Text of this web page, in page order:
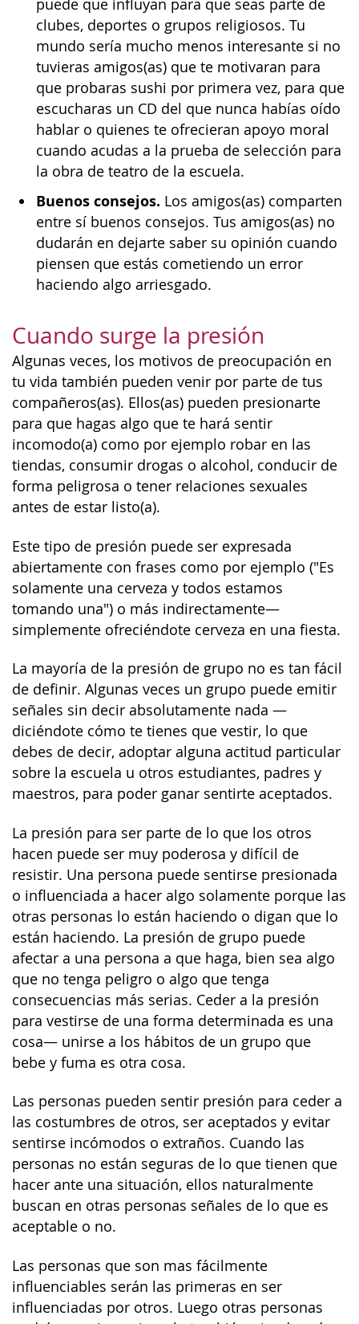
puede que influyan para que seas parte de
clubes, deportes o grupos religiosos. Tu
mundo sería mucho menos interesante si no
tuvieras amigos(as) que te motivaran para
que probaras sushi por primera vez, para que
escucharas un CD del que nunca habías oído
hablar o quienes te ofrecieran apoyo moral
cuando acudas a la prueba de selección para
la obra de teatro de la escuela.
Buenos consejos. Los amigos(as) comparten
entre sí buenos consejos. Tus amigos(as) no
dudarán en dejarte saber su opinión cuando
piensen que estás cometiendo un error
haciendo algo arriesgado.
Cuando surge la presión
Algunas veces, los motivos de preocupación en
tu vida también pueden venir por parte de tus
compañeros(as). Ellos(as) pueden presionarte
para que hagas algo que te hará sentir
incomodo(a) como por ejemplo robar en las
tiendas, consumir drogas o alcohol, conducir de
forma peligrosa o tener relaciones sexuales
antes de estar listo(a).
Este tipo de presión puede ser expresada
abiertamente con frases como por ejemplo ("Es
solamente una cerveza y todos estamos
tomando una") o más indirectamente—
simplemente ofreciéndote cerveza en una fiesta.
La mayoría de la presión de grupo no es tan fácil
de definir. Algunas veces un grupo puede emitir
señales sin decir absolutamente nada —
diciéndote cómo te tienes que vestir, lo que
debes de decir, adoptar alguna actitud particular
sobre la escuela u otros estudiantes, padres y
maestros, para poder ganar sentirte aceptados.
La presión para ser parte de lo que los otros
hacen puede ser muy poderosa y difícil de
resistir. Una persona puede sentirse presionada
o influenciada a hacer algo solamente porque las
otras personas lo están haciendo o digan que lo
están haciendo. La presión de grupo puede
afectar a una persona a que haga, bien sea algo
que no tenga peligro o algo que tenga
consecuencias más serias. Ceder a la presión
para vestirse de una forma determinada es una
cosa— unirse a los hábitos de un grupo que
bebe y fuma es otra cosa.
Las personas pueden sentir presión para ceder a
las costumbres de otros, ser aceptados y evitar
sentirse incómodos o extraños. Cuando las
personas no están seguras de lo que tienen que
hacer ante una situación, ellos naturalmente
buscan en otras personas señales de lo que es
aceptable o no.
Las personas que son mas fácilmente
influenciables serán las primeras en ser
influenciadas por otros. Luego otras personas